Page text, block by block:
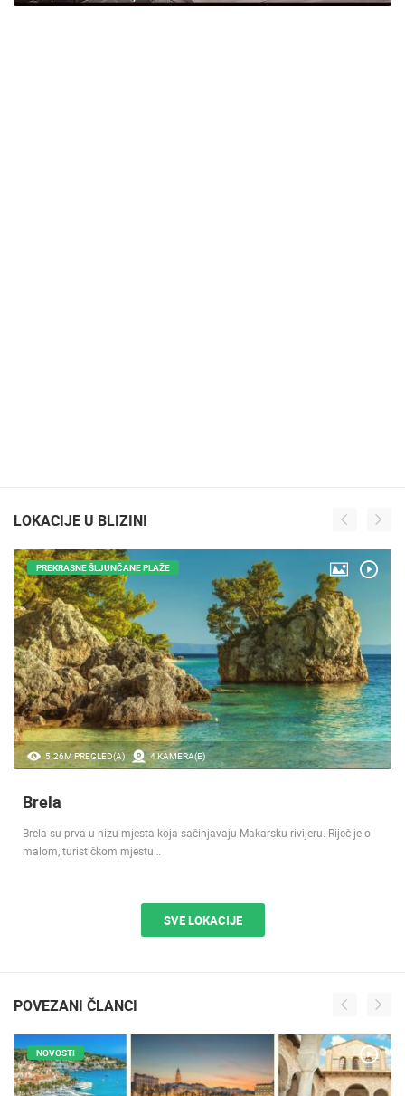
LOKACIJE U BLIZINI
5.26M PREGLED(A) 4 KAMERA(E)
PREKRASNE ŠLJUNČANE PLAŽE
Brela
Brela su prva u nizu mjesta koja sačinjavaju Makarsku rivijeru. Riječ je o
malom, turističkom mjestu…
SVE LOKACIJE
POVEZANI ČLANCI
NOVOSTI